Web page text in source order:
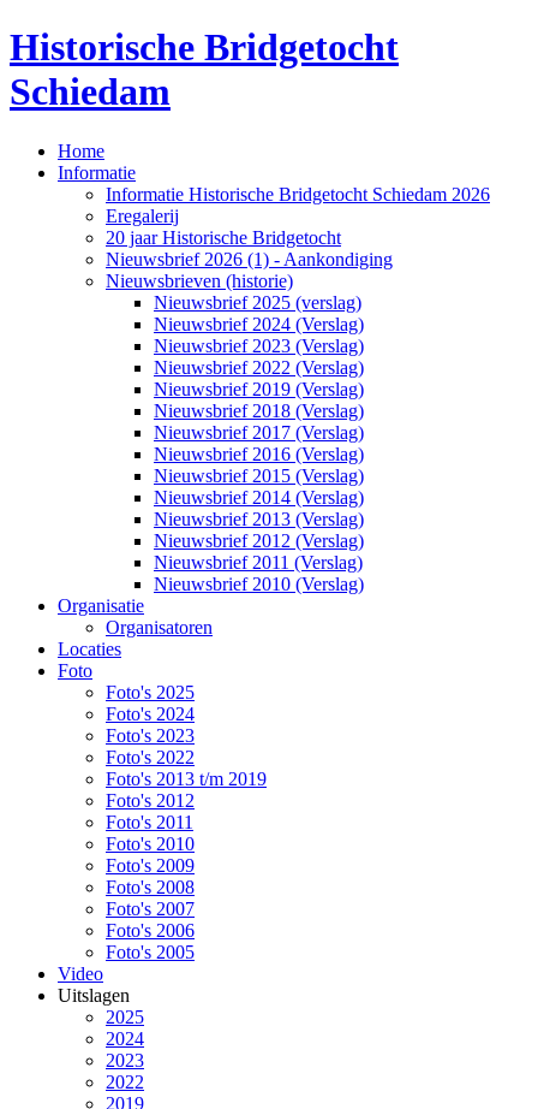
Historische Bridgetocht
Schiedam
Home
Informatie
Informatie Historische Bridgetocht Schiedam 2026
Eregalerij
20 jaar Historische Bridgetocht
Nieuwsbrief 2026 (1) - Aankondiging
Nieuwsbrieven (historie)
Nieuwsbrief 2025 (verslag)
Nieuwsbrief 2024 (Verslag)
Nieuwsbrief 2023 (Verslag)
Nieuwsbrief 2022 (Verslag)
Nieuwsbrief 2019 (Verslag)
Nieuwsbrief 2018 (Verslag)
Nieuwsbrief 2017 (Verslag)
Nieuwsbrief 2016 (Verslag)
Nieuwsbrief 2015 (Verslag)
Nieuwsbrief 2014 (Verslag)
Nieuwsbrief 2013 (Verslag)
Nieuwsbrief 2012 (Verslag)
Nieuwsbrief 2011 (Verslag)
Nieuwsbrief 2010 (Verslag)
Organisatie
Organisatoren
Locaties
Foto
Foto's 2025
Foto's 2024
Foto's 2023
Foto's 2022
Foto's 2013 t/m 2019
Foto's 2012
Foto's 2011
Foto's 2010
Foto's 2009
Foto's 2008
Foto's 2007
Foto's 2006
Foto's 2005
Video
Uitslagen
2025
2024
2023
2022
2019